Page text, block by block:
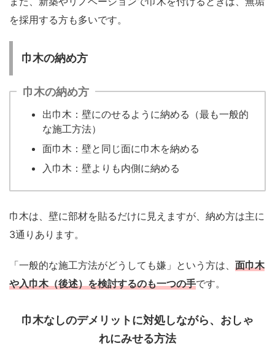
を採用する方も多いです。
巾木の納め方
巾木の納め方
出巾木：壁にのせるように納める（最も一般的
な施工方法）
面巾木：壁と同じ面に巾木を納める
入巾木：壁よりも内側に納める
巾木は、壁に部材を貼るだけに見えますが、納め方は主に
3通りあります。
「一般的な施工方法がどうしても嫌」という方は、 面巾木
や入巾木（後述）を検討するのも一つの手です。
巾木なしのデメリットに対処しながら、おしゃ
れにみせる方法